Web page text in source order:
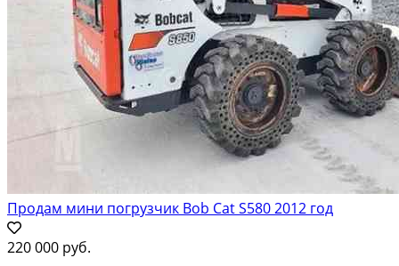
Продам мини погрузчик Bob Cat S580 2012 год
220 000 руб.